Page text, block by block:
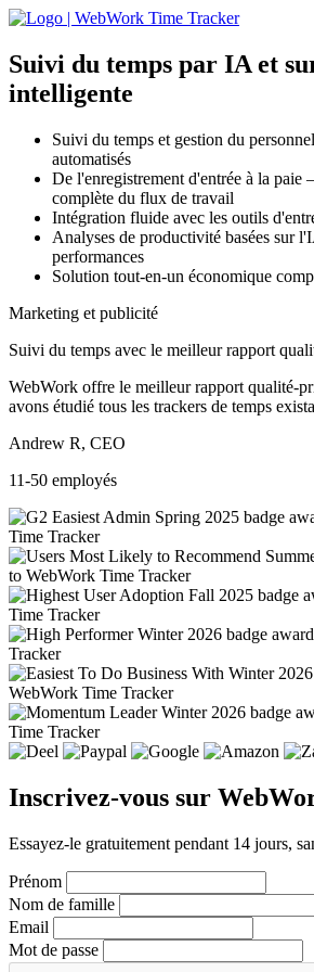
Suivi du temps par IA et
intelligente
Suivi du temps et gestion du
automatisés
De l'enregistrement d'entrée à la paie
complète du flux de travail
Intégration fluide avec les outils
Analyses de productivité basées sur
performances
Solution tout-en-un économique
Marketing et publicité
Suivi du temps avec le meilleur rapport
WebWork offre le meilleur rapport qualité-
avons étudié tous les trackers de temps
Andrew R, CEO
11-50 employés
Inscrivez-vous sur
Essayez-le gratuitement pendant 14 jours,
Prénom
Nom de famille
Email
Mot de passe